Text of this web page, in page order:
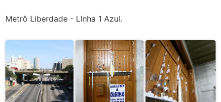
Metrô Liberdade - LInha 1 Azul.